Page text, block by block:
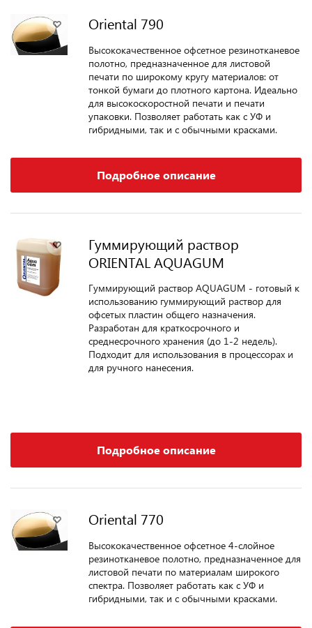
Oriental 790
Высококачественное офсетное резинотканевое
полотно, предназначенное для листовой
печати по широкому кругу материалов: от
тонкой бумаги до плотного картона. Идеально
для высокоскоростной печати и печати
упаковки. Позволяет работать как с УФ и
гибридными, так и с обычными красками.
Подробное описание
Гуммирующий раствор
ORIENTAL AQUAGUM
Гуммирующий раствор AQUAGUM - готовый к
использованию гуммирующий раствор для
офсетых пластин общего назначения.
Разработан для краткосрочного и
среднесрочного хранения (до 1-2 недель).
Подходит для использования в процессорах и
для ручного нанесения.
Подробное описание
Oriental 770
Высококачественное офсетное 4-слойное
резинотканевое полотно, предназначенное для
листовой печати по материалам широкого
спектра. Позволяет работать как с УФ и
гибридными, так и с обычными красками.